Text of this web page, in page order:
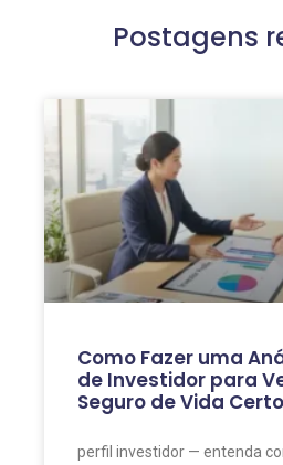
Postagens
Como Fazer uma
de Investidor para
Seguro de Vida
perfil investidor — entenda